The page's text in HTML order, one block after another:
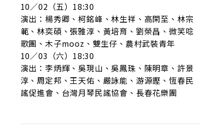
10／02（五）18:30
演出：楊秀卿、柯銘峰、林生祥、高閑至、林宗
範、林奕碩、張雅淳、黃培育、劉榮昌、微笑唸
歌團、木子mooz、雙生仔、農村武裝青年
10／03（六）18:30
演出：李炳輝、吳現山、吳鳳珠、陳明章、許景
淳、周定邦、王天佑、嚴詠能、游源鏗、恆春民
謠促進會、台灣月琴民謠協會、長春花樂團